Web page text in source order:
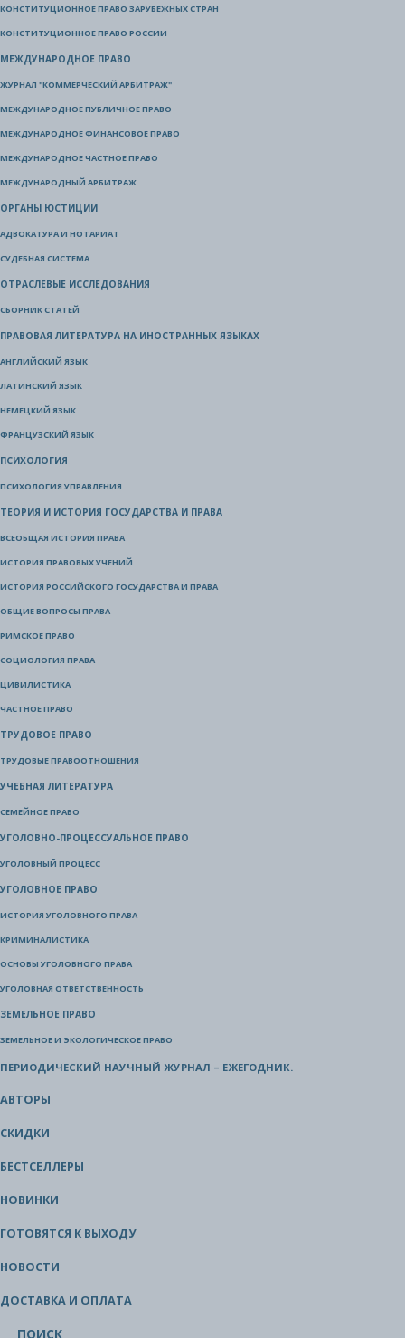
КОНСТИТУЦИОННОЕ ПРАВО ЗАРУБЕЖНЫХ СТРАН
КОНСТИТУЦИОННОЕ ПРАВО РОССИИ
МЕЖДУНАРОДНОЕ ПРАВО
ЖУРНАЛ "КОММЕРЧЕСКИЙ АРБИТРАЖ"
МЕЖДУНАРОДНОЕ ПУБЛИЧНОЕ ПРАВО
МЕЖДУНАРОДНОЕ ФИНАНСОВОЕ ПРАВО
МЕЖДУНАРОДНОЕ ЧАСТНОЕ ПРАВО
МЕЖДУНАРОДНЫЙ АРБИТРАЖ
ОРГАНЫ ЮСТИЦИИ
АДВОКАТУРА И НОТАРИАТ
СУДЕБНАЯ СИСТЕМА
ОТРАСЛЕВЫЕ ИССЛЕДОВАНИЯ
СБОРНИК СТАТЕЙ
ПРАВОВАЯ ЛИТЕРАТУРА НА ИНОСТРАННЫХ ЯЗЫКАХ
АНГЛИЙСКИЙ ЯЗЫК
ЛАТИНСКИЙ ЯЗЫК
НЕМЕЦКИЙ ЯЗЫК
ФРАНЦУЗСКИЙ ЯЗЫК
ПСИХОЛОГИЯ
ПСИХОЛОГИЯ УПРАВЛЕНИЯ
ТЕОРИЯ И ИСТОРИЯ ГОСУДАРСТВА И ПРАВА
ВСЕОБЩАЯ ИСТОРИЯ ПРАВА
ИСТОРИЯ ПРАВОВЫХ УЧЕНИЙ
ИСТОРИЯ РОССИЙСКОГО ГОСУДАРСТВА И ПРАВА
ОБЩИЕ ВОПРОСЫ ПРАВА
РИМСКОЕ ПРАВО
СОЦИОЛОГИЯ ПРАВА
ЦИВИЛИСТИКА
ЧАСТНОЕ ПРАВО
ТРУДОВОЕ ПРАВО
ТРУДОВЫЕ ПРАВООТНОШЕНИЯ
УЧЕБНАЯ ЛИТЕРАТУРА
СЕМЕЙНОЕ ПРАВО
УГОЛОВНО-ПРОЦЕССУАЛЬНОЕ ПРАВО
УГОЛОВНЫЙ ПРОЦЕСС
УГОЛОВНОЕ ПРАВО
ИСТОРИЯ УГОЛОВНОГО ПРАВА
КРИМИНАЛИСТИКА
ОСНОВЫ УГОЛОВНОГО ПРАВА
УГОЛОВНАЯ ОТВЕТСТВЕННОСТЬ
ЗЕМЕЛЬНОЕ ПРАВО
ЗЕМЕЛЬНОЕ И ЭКОЛОГИЧЕСКОЕ ПРАВО
ПЕРИОДИЧЕСКИЙ НАУЧНЫЙ ЖУРНАЛ – ЕЖЕГОДНИК.
АВТОРЫ
СКИДКИ
БЕСТСЕЛЛЕРЫ
НОВИНКИ
ГОТОВЯТСЯ К ВЫХОДУ
НОВОСТИ
ДОСТАВКА И ОПЛАТА
ПОИСК